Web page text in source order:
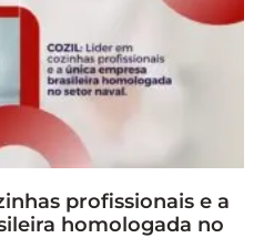
profissionais e a
homologada no